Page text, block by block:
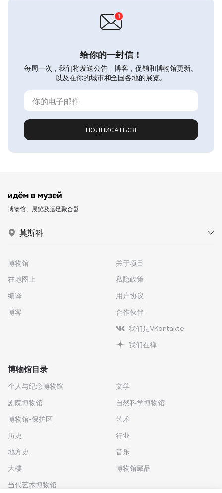
给你的一封信！
每周一次，我们将发送公告，博客，促销和博物馆更新。
以及在你的城市和全国各地的展览。
ПОДПИСАТЬСЯ
博物馆、展览及远足聚合器
莫斯科
博物馆
在地图上
编译
博客
关于项目
私隐政策
用户协议
合作伙伴
我们是VKontakte
我们在禅
博物馆目录
个人与纪念博物馆
剧院博物馆
博物馆-保护区
历史
地方史
大樓
当代艺术博物馆
文学
自然科学博物馆
艺术
行业
音乐
博物馆藏品